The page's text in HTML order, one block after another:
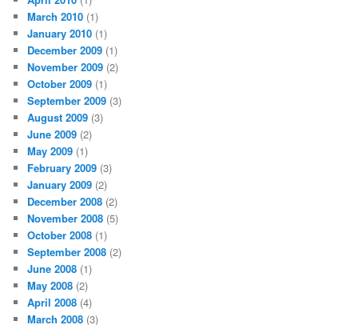
March 2010 (1)
January 2010 (1)
December 2009 (1)
November 2009 (2)
October 2009 (1)
September 2009 (3)
August 2009 (3)
June 2009 (2)
May 2009 (1)
February 2009 (3)
January 2009 (2)
December 2008 (2)
November 2008 (5)
October 2008 (1)
September 2008 (2)
June 2008 (1)
May 2008 (2)
April 2008 (4)
March 2008 (3)